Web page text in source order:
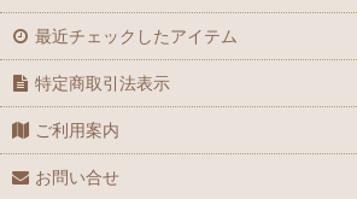
最近チェックしたアイテム
特定商取引法表示
ご利用案内
お問い合せ